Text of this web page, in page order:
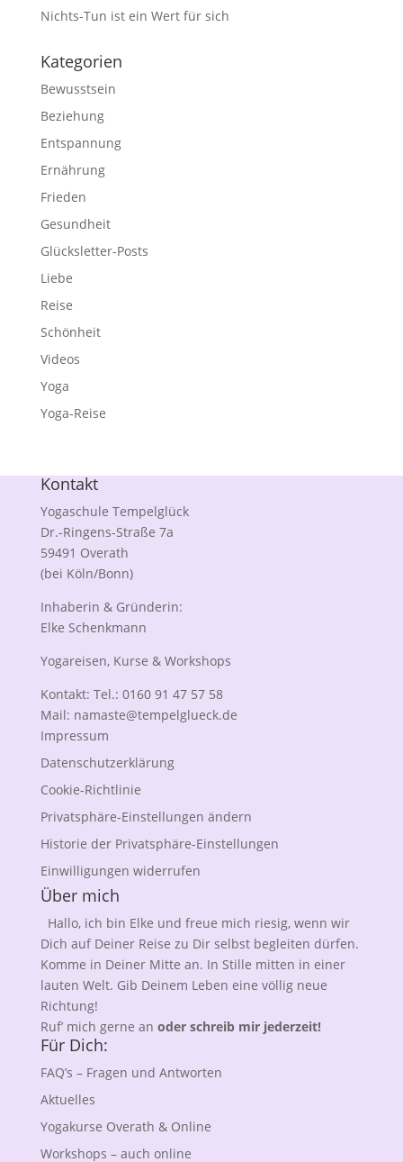
Nichts-Tun ist ein Wert für sich
Kategorien
Bewusstsein
Beziehung
Entspannung
Ernährung
Frieden
Gesundheit
Glücksletter-Posts
Liebe
Reise
Schönheit
Videos
Yoga
Yoga-Reise
Kontakt
Yogaschule Tempelglück
Dr.-Ringens-Straße 7a
59491 Overath
(bei Köln/Bonn)
Inhaberin & Gründerin:
Elke Schenkmann
Yogareisen, Kurse & Workshops
Kontakt: Tel.: 0160 91 47 57 58
Mail: namaste@tempelglueck.de
Impressum
Datenschutzerklärung
Cookie-Richtlinie
Privatsphäre-Einstellungen ändern
Historie der Privatsphäre-Einstellungen
Einwilligungen widerrufen
Über mich
Hallo, ich bin Elke und freue mich riesig, wenn wir
Dich auf Deiner Reise zu Dir selbst begleiten dürfen.
Komme in Deiner Mitte an. In Stille mitten in einer
lauten Welt. Gib Deinem Leben eine völlig neue
Richtung!
Ruf’ mich gerne an oder schreib mir jederzeit!
Für Dich:
FAQ’s – Fragen und Antworten
Aktuelles
Yogakurse Overath & Online
Workshops – auch online